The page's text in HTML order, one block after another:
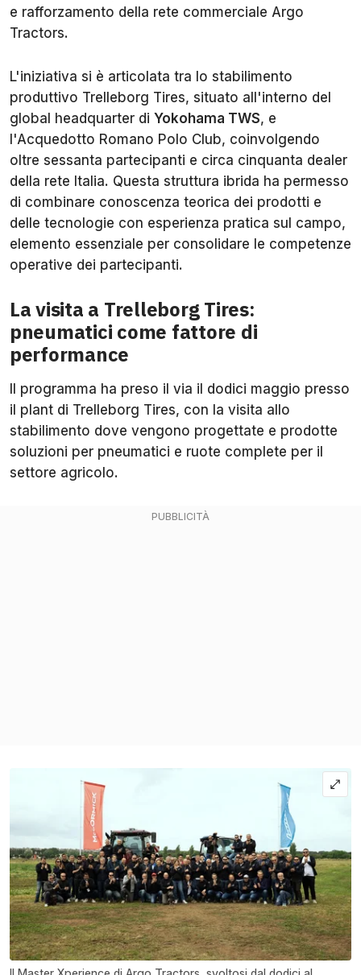
e rafforzamento della rete commerciale Argo
Tractors.
L'iniziativa si è articolata tra lo stabilimento
produttivo Trelleborg Tires, situato all'interno del
global headquarter di Yokohama TWS, e
l'Acquedotto Romano Polo Club, coinvolgendo
oltre sessanta partecipanti e circa cinquanta dealer
della rete Italia. Questa struttura ibrida ha permesso
di combinare conoscenza teorica dei prodotti e
delle tecnologie con esperienza pratica sul campo,
elemento essenziale per consolidare le competenze
operative dei partecipanti.
La visita a Trelleborg Tires:
pneumatici come fattore di
performance
Il programma ha preso il via il dodici maggio presso
il plant di Trelleborg Tires, con la visita allo
stabilimento dove vengono progettate e prodotte
soluzioni per pneumatici e ruote complete per il
settore agricolo.